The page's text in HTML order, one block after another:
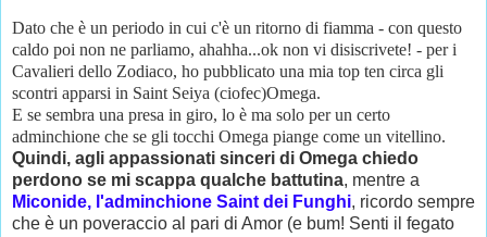
Dato che è un periodo in cui c'è un ritorno di fiamma - con questo
caldo poi non ne parliamo, ahahha...ok non vi disiscrivete! - per i
Cavalieri dello Zodiaco, ho pubblicato una mia top ten circa gli
scontri apparsi in Saint Seiya (ciofec)Omega.
E se sembra una presa in giro, lo è ma solo per un certo
adminchione che se gli tocchi Omega piange come un vitellino.
Quindi, agli appassionati sinceri di Omega chiedo
perdono se mi scappa qualche battutina, mentre a
Miconide, l'adminchione Saint dei Funghi, ricordo sempre
che è un poveraccio al pari di Amor (e bum! Senti il fegato